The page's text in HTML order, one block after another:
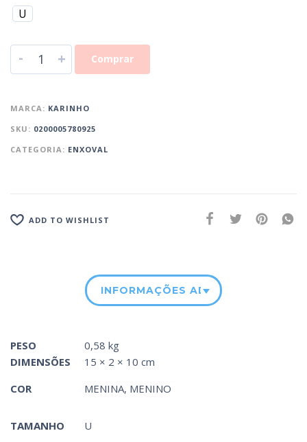
U
- + Comprar
MARCA: KARINHO
SKU: 0200005780925
CATEGORIA: ENXOVAL
ADD TO WISHLIST
INFORMAÇÕES ADICIONAIS
PESO
0,58 kg
DIMENSÕES
15 × 2 × 10 cm
COR
MENINA, MENINO
TAMANHO U